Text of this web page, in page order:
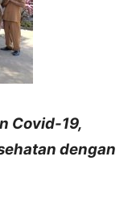
Covid-19,
dengan